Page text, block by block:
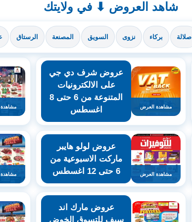
شاهد العروض ⬇ في ولايتك
صلالة بركاء نزوى السويق المصنعة الرستاق
مشاهدة العرض
عروض شرف دي جي
على الالكترونيات
المتنوعة من 6 حتى 8
اغسطس
مشاهدة العرض
عروض لولو هايبر
ماركت الاسبوعية من
6 حتى 12 اغسطس
عروض مارك اند
سيف للتسوق الخوض